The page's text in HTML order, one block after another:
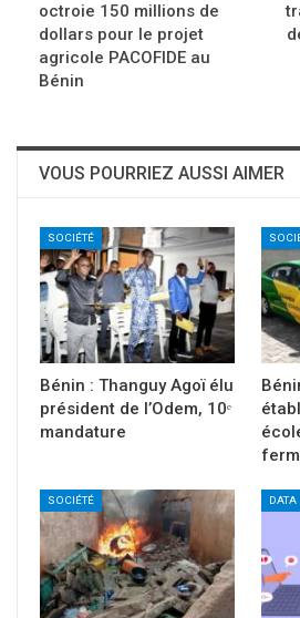
octroie 150 millions de
dollars pour le projet
agricole PACOFIDE au
Bénin
VOUS POURRIEZ AUSSI AIMER
SOCIÉTÉ
Bénin : Thanguy Agoï élu
président de l’Odem, 10ᵉ
mandature
SOCIÉTÉ DATA